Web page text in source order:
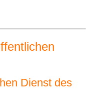
Dienst des